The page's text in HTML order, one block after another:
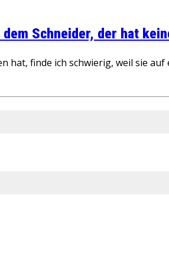
Schneider, der hat
hat, finde ich schwierig, weil sie